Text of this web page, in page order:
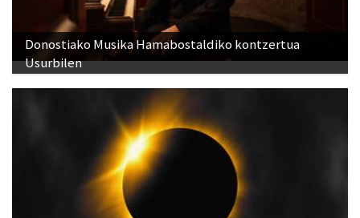
Donostiako Musika Hamabostaldiko kontzertua
Usurbilen